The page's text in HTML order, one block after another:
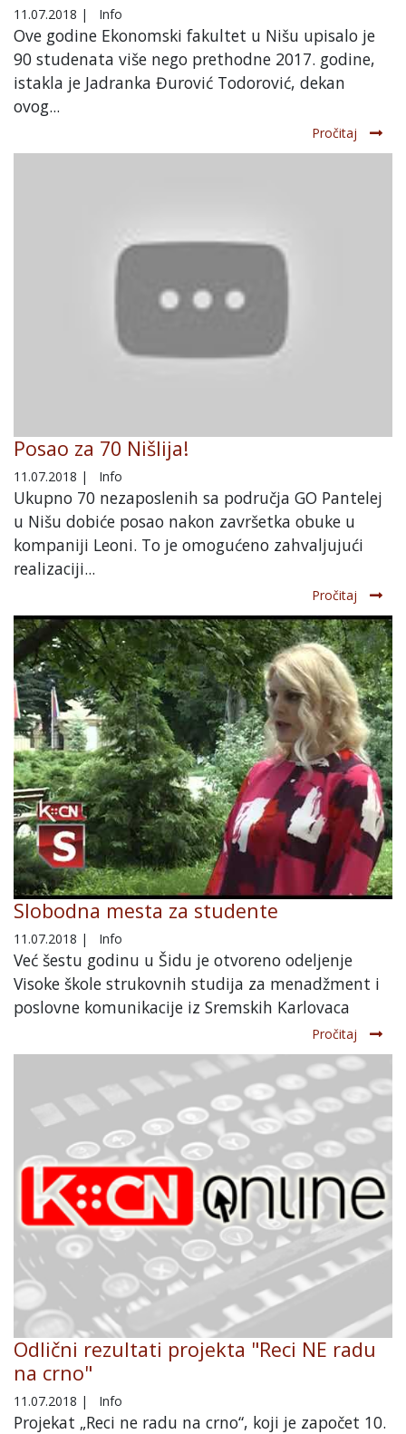
11.07.2018 | Info
Ove godine Ekonomski fakultet u Nišu upisalo je
90 studenata više nego prethodne 2017. godine,
istakla je Jadranka Đurović Todorović, dekan
ovog...
Pročitaj
Posao za 70 Nišlija!
11.07.2018 | Info
Ukupno 70 nezaposlenih sa područja GO Pantelej
u Nišu dobiće posao nakon završetka obuke u
kompaniji Leoni. To je omogućeno zahvaljujući
realizaciji...
Pročitaj
Slobodna mesta za studente
11.07.2018 | Info
Već šestu godinu u Šidu je otvoreno odeljenje
Visoke škole strukovnih studija za menadžment i
poslovne komunikacije iz Sremskih Karlovaca
Pročitaj
Odlični rezultati projekta "Reci NE radu
na crno"
11.07.2018 | Info
Projekat „Reci ne radu na crno“, koji je započet 10.